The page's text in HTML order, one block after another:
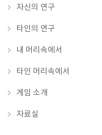
자신의 연구
타인의 연구
내 머리속에서
타인 머리속에서
게임 소개
자료실